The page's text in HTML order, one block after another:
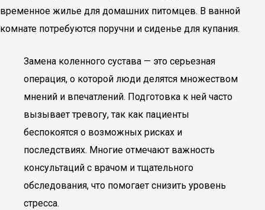
временное жилье для домашних питомцев. В ванной
комнате потребуются поручни и сиденье для купания.
Замена коленного сустава — это серьезная
операция, о которой люди делятся множеством
мнений и впечатлений. Подготовка к ней часто
вызывает тревогу, так как пациенты
беспокоятся о возможных рисках и
последствиях. Многие отмечают важность
консультаций с врачом и тщательного
обследования, что помогает снизить уровень
стресса.